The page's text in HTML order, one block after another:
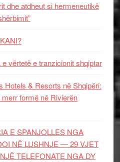
dhe atdheut si hermeneutikë
vërtetë e tranzicionit shqiptar
Hotels & Resorts në Shqipëri:
formë në Rivierën
E SPANJOLLES NGA
NË LUSHNJE — 29 VJET
TELEFONATE NGA DY